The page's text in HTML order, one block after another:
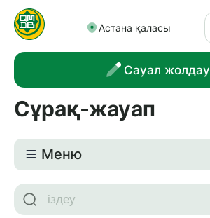
Астана қаласы
Сауал жолдау
Сұрақ-жауап
Meню